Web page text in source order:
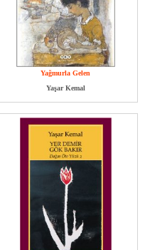
Yağmurla Gelen
Yaşar Kemal